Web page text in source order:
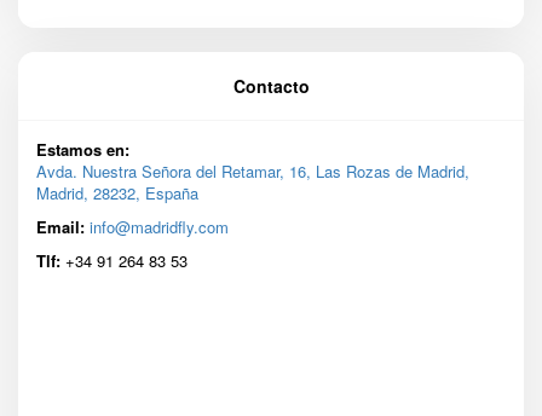
Contacto
Estamos en:
Avda. Nuestra Señora del Retamar, 16, Las Rozas de Madrid,
Madrid, 28232, España
Email: info@madridfly.com
Tlf: +34 91 264 83 53